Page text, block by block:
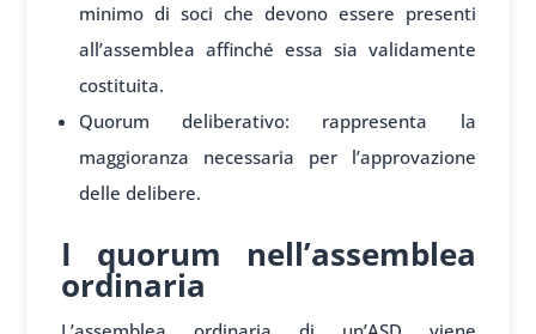
minimo di soci che devono essere presenti
all’assemblea affinché essa sia validamente
costituita.
Quorum deliberativo: rappresenta la
maggioranza necessaria per l’approvazione
delle delibere.
I quorum nell’assemblea
ordinaria